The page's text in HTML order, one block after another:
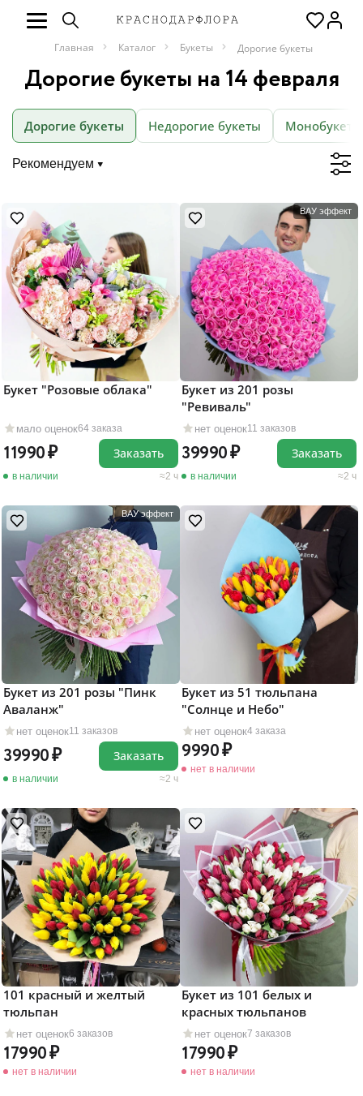
Главная Каталог Букеты Дорогие букеты
Дорогие букеты на 14 февраля
Дорогие букеты Недорогие букеты Монобукеты
Рекомендуем
мало оценок64 заказа
Букет "Розовые облака"
11990
в наличии 2 ч
Заказать
ВАУ эффект
нет оценок11 заказов
Букет из 201 розы
"Ревиваль"
39990
в наличии 2 ч
Заказать
ВАУ эффект
нет оценок11 заказов
Букет из 201 розы "Пинк
Аваланж"
39990
в наличии 2 ч
Заказать
нет оценок4 заказа
Букет из 51 тюльпана
"Солнце и Небо"
9990
нет в наличии
нет оценок6 заказов
101 красный и желтый
тюльпан
17990
нет в наличии
нет оценок7 заказов
Букет из 101 белых и
красных тюльпанов
17990
нет в наличии